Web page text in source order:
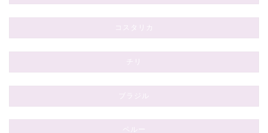
コスタリカ
チリ
ブラジル
ペルー